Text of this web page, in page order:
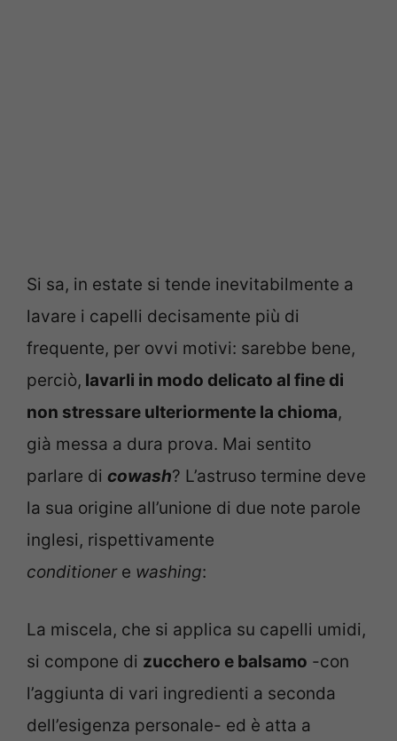
Si sa, in estate si tende inevitabilmente a
lavare i capelli decisamente più di
frequente, per ovvi motivi: sarebbe bene,
perciò, lavarli in modo delicato al fine di
non stressare ulteriormente la chioma,
già messa a dura prova. Mai sentito
parlare di cowash? L’astruso termine deve
la sua origine all’unione di due note parole
inglesi, rispettivamente
conditioner e washing:
La miscela, che si applica su capelli umidi,
si compone di zucchero e balsamo -con
l’aggiunta di vari ingredienti a seconda
dell’esigenza personale- ed è atta a